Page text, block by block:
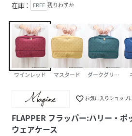
在庫： FREE 残りわずか
ワインレッド マスタード ダークグリーン
favorite_border お気に入りショップ
FLAPPER フラッパー:ハリー・ポ
ウェアケース